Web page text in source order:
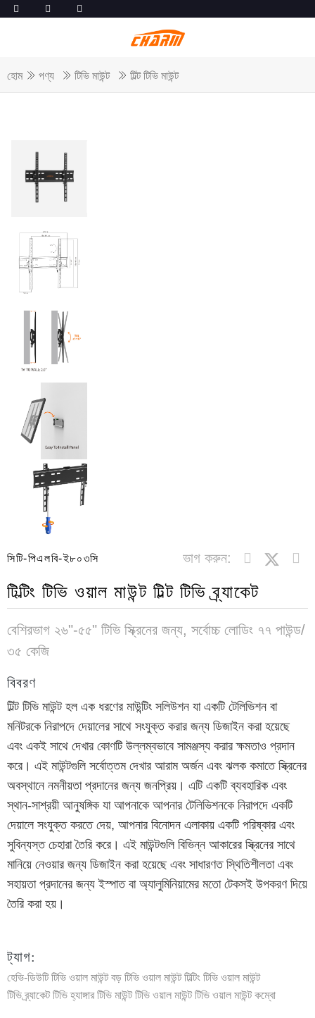
হোম পণ্য টিভি মাউন্ট টিল্ট টিভি মাউন্ট
সিটি-পিএলবি-ই৮০৩সি ভাগ করুন:
টিল্টিং টিভি ওয়াল মাউন্ট টিল্ট টিভি ব্র্যাকেট
বেশিরভাগ ২৬"-৫৫" টিভি স্ক্রিনের জন্য, সর্বোচ্চ লোডিং ৭৭ পাউন্ড/
৩৫ কেজি
বিবরণ
টিল্ট টিভি মাউন্ট হল এক ধরণের মাউন্টিং সলিউশন যা একটি টেলিভিশন বা
মনিটরকে নিরাপদে দেয়ালের সাথে সংযুক্ত করার জন্য ডিজাইন করা হয়েছে
এবং একই সাথে দেখার কোণটি উল্লম্বভাবে সামঞ্জস্য করার ক্ষমতাও প্রদান
করে। এই মাউন্টগুলি সর্বোত্তম দেখার আরাম অর্জন এবং ঝলক কমাতে স্ক্রিনের
অবস্থানে নমনীয়তা প্রদানের জন্য জনপ্রিয়। এটি একটি ব্যবহারিক এবং
স্থান-সাশ্রয়ী আনুষঙ্গিক যা আপনাকে আপনার টেলিভিশনকে নিরাপদে একটি
দেয়ালে সংযুক্ত করতে দেয়, আপনার বিনোদন এলাকায় একটি পরিষ্কার এবং
সুবিন্যস্ত চেহারা তৈরি করে। এই মাউন্টগুলি বিভিন্ন আকারের স্ক্রিনের সাথে
মানিয়ে নেওয়ার জন্য ডিজাইন করা হয়েছে এবং সাধারণত স্থিতিশীলতা এবং
সহায়তা প্রদানের জন্য ইস্পাত বা অ্যালুমিনিয়ামের মতো টেকসই উপকরণ দিয়ে
তৈরি করা হয়।
ট্যাগ:
হেভি-ডিউটি ​​টিভি ওয়াল মাউন্ট বড় টিভি ওয়াল মাউন্ট টিল্টিং টিভি ওয়াল মাউন্ট
টিভি ব্র্যাকেট টিভি হ্যাঙ্গার টিভি মাউন্ট টিভি ওয়াল মাউন্ট টিভি ওয়াল মাউন্ট কম্বো